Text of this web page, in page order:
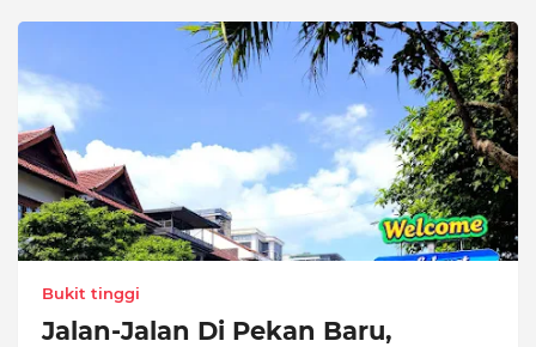
Bukit tinggi
Jalan-Jalan Di Pekan Baru,